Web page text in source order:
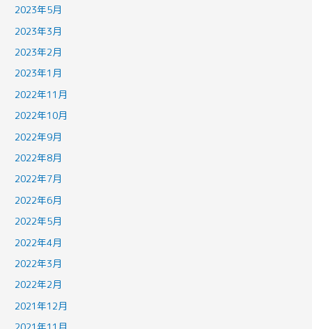
2023年5月
2023年3月
2023年2月
2023年1月
2022年11月
2022年10月
2022年9月
2022年8月
2022年7月
2022年6月
2022年5月
2022年4月
2022年3月
2022年2月
2021年12月